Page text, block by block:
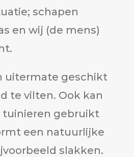
schapen
en wij (de mens)
uitermate geschikt
te vilten. Ook kan
gebruikt
een natuurlijke
slakken.